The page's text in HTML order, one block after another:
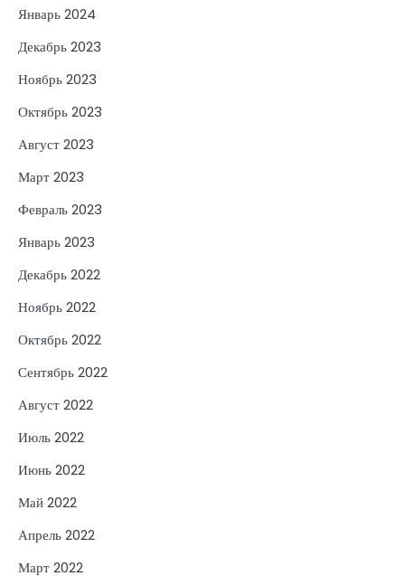
Январь 2024
Декабрь 2023
Ноябрь 2023
Октябрь 2023
Август 2023
Март 2023
Февраль 2023
Январь 2023
Декабрь 2022
Ноябрь 2022
Октябрь 2022
Сентябрь 2022
Август 2022
Июль 2022
Июнь 2022
Май 2022
Апрель 2022
Март 2022